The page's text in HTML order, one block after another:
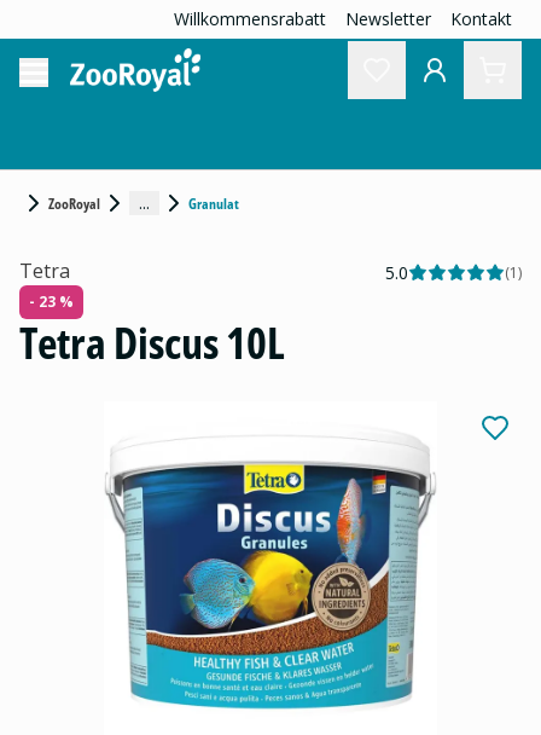
Willkommensrabatt Newsletter Kontakt
ZooRoyal ... Granulat
Tetra 5.0 (1)
- 23 %
Tetra Discus 10L